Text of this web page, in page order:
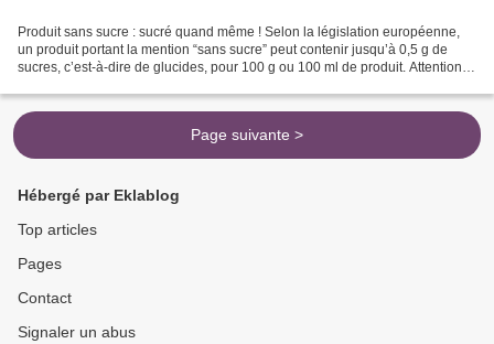
Produit sans sucre : sucré quand même ! Selon la législation européenne,
un produit portant la mention “sans sucre” peut contenir jusqu’à 0,5 g de
sucres, c’est-à-dire de glucides, pour 100 g ou 100 ml de produit. Attention :
Page suivante >
Hébergé par Eklablog
Top articles
Pages
Contact
Signaler un abus